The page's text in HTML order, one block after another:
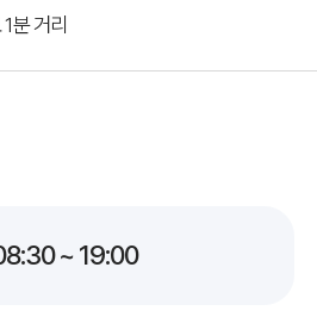
분 거리
~ 19:00